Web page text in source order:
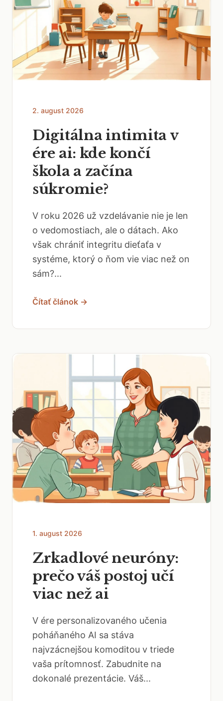
2. august 2026
Digitálna intimita v
ére ai: kde končí
škola a začína
súkromie?
V roku 2026 už vzdelávanie nie je len
o vedomostiach, ale o dátach. Ako
však chrániť integritu dieťaťa v
systéme, ktorý o ňom vie viac než on
sám?...
Čítať článok →
1. august 2026
Zrkadlové neuróny:
prečo váš postoj učí
viac než ai
V ére personalizovaného učenia
poháňaného AI sa stáva
najvzácnejšou komoditou v triede
vaša prítomnosť. Zabudnite na
dokonalé prezentácie. Váš...